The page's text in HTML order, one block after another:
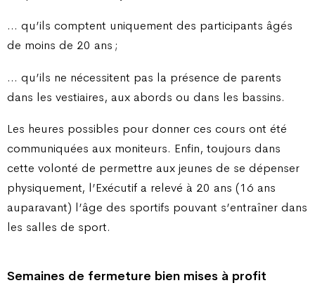
… qu’ils comptent uniquement des participants âgés
de moins de 20 ans ;
… qu’ils ne nécessitent pas la présence de parents
dans les vestiaires, aux abords ou dans les bassins.
Les heures possibles pour donner ces cours ont été
communiquées aux moniteurs. Enfin, toujours dans
cette volonté de permettre aux jeunes de se dépenser
physiquement, l’Exécutif a relevé à 20 ans (16 ans
auparavant) l’âge des sportifs pouvant s’entraîner dans
les salles de sport.
Semaines de fermeture bien mises à profit